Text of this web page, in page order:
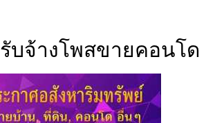
รับจ้างโพสขายคอนโด